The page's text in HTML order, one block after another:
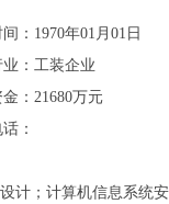
：1970年01月01日
业：工装企业
：21680万元
：
计；计算机信息系统